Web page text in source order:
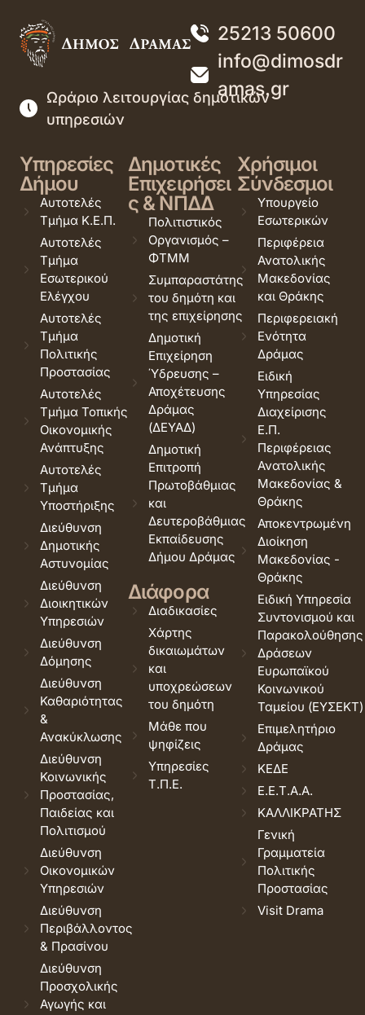
25213 50600
info@dimosdr
amas.gr
Ωράριο λειτουργίας δημοτικών
υπηρεσιών
Υπηρεσίες
Δήμου
Αυτοτελές
Τμήμα Κ.Ε.Π.
Αυτοτελές
Τμήμα
Εσωτερικού
Ελέγχου
Αυτοτελές
Τμήμα
Πολιτικής
Προστασίας
Αυτοτελές
Τμήμα Τοπικής
Οικονομικής
Ανάπτυξης
Αυτοτελές
Τμήμα
Υποστήριξης
Διεύθυνση
Δημοτικής
Αστυνομίας
Διεύθυνση
Διοικητικών
Υπηρεσιών
Διεύθυνση
Δόμησης
Διεύθυνση
Καθαριότητας
&
Ανακύκλωσης
Διεύθυνση
Κοινωνικής
Προστασίας,
Παιδείας και
Πολιτισμού
Διεύθυνση
Οικονομικών
Υπηρεσιών
Διεύθυνση
Περιβάλλοντος
& Πρασίνου
Διεύθυνση
Προσχολικής
Αγωγής και
Δημοτικές
Επιχειρήσει
ς & ΝΠΔΔ
Πολιτιστικός
Οργανισμός –
ΦΤΜΜ
Συμπαραστάτης
του δημότη και
της επιχείρησης
Δημοτική
Επιχείρηση
Ύδρευσης –
Αποχέτευσης
Δράμας
(ΔΕΥΑΔ)
Δημοτική
Επιτροπή
Πρωτοβάθμιας
και
Δευτεροβάθμιας
Εκπαίδευσης
Δήμου Δράμας
Διάφορα
Διαδικασίες
Χάρτης
δικαιωμάτων
και
υποχρεώσεων
του δημότη
Μάθε που
ψηφίζεις
Υπηρεσίες
Τ.Π.Ε.
Χρήσιμοι
Σύνδεσμοι
Υπουργείο
Εσωτερικών
Περιφέρεια
Ανατολικής
Μακεδονίας
και Θράκης
Περιφερειακή
Ενότητα
Δράμας
Ειδική
Υπηρεσίας
Διαχείρισης
Ε.Π.
Περιφέρειας
Ανατολικής
Μακεδονίας &
Θράκης
Αποκεντρωμένη
Διοίκηση
Μακεδονίας -
Θράκης
Ειδική Υπηρεσία
Συντονισμού και
Παρακολούθησης
Δράσεων
Ευρωπαϊκού
Κοινωνικού
Ταμείου (ΕΥΣΕΚΤ)
Επιμελητήριο
Δράμας
ΚΕΔΕ
Ε.Ε.Τ.Α.Α.
ΚΑΛΛΙΚΡΑΤΗΣ
Γενική
Γραμματεία
Πολιτικής
Προστασίας
Visit Drama